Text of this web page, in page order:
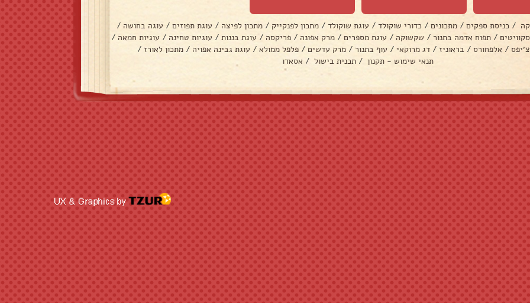
/ כניסת ספקים / מתכונים / כדורי שוקולד / עוגת שוקולד / מתכון לפנקייק / מתכון לפיצה / עוגת תפוזים / עוגה בחושה /
/ תפוח אדמה בתנור / שקשוקה / עוגת מספרים / מרק אפונה / פריקסה / עוגת בננות / עוגיות טחינה / עוגיות חמאה /
/ אלפחורס / בראוניז / דג מרוקאי / עוף בתנור / מרק עדשים / פלפל ממולא / עוגת גבינה אפויה / מתכון לאורז /
תנאי שימוש - תקנון / תכנית בישול / אסאדו